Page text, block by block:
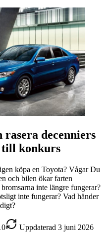
rasera decenniers
till konkurs
köpa en Toyota? Vågar Du
och bilen ökar farten
inte längre fungerar?
inte fungerar? Vad händer
Uppdaterad 3 juni 2026